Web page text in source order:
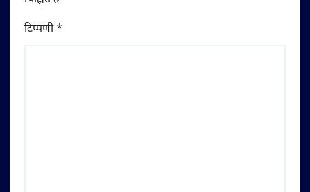
टिप्पणी*